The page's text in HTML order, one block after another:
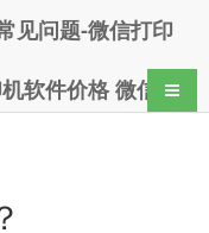
见问题-微信打印
软件价格 微信打导航